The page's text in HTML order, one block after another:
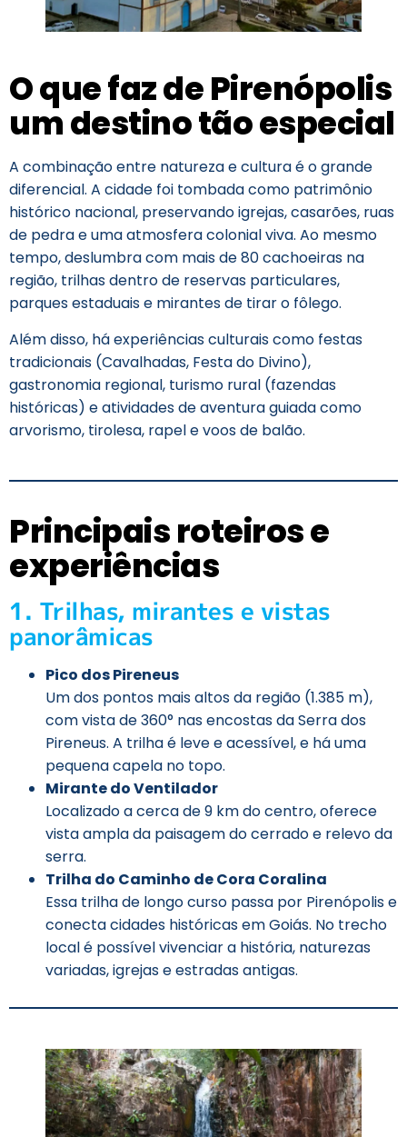
O que faz de Pirenópolis
um destino tão especial
A combinação entre natureza e cultura é o grande
diferencial. A cidade foi tombada como patrimônio
histórico nacional, preservando igrejas, casarões, ruas
de pedra e uma atmosfera colonial viva. Ao mesmo
tempo, deslumbra com mais de 80 cachoeiras na
região, trilhas dentro de reservas particulares,
parques estaduais e mirantes de tirar o fôlego.
Além disso, há experiências culturais como festas
tradicionais (Cavalhadas, Festa do Divino),
gastronomia regional, turismo rural (fazendas
históricas) e atividades de aventura guiada como
arvorismo, tirolesa, rapel e voos de balão.
Principais roteiros e
experiências
1. Trilhas, mirantes e vistas
panorâmicas
Pico dos Pireneus
Um dos pontos mais altos da região (1.385 m),
com vista de 360° nas encostas da Serra dos
Pireneus. A trilha é leve e acessível, e há uma
pequena capela no topo.
Mirante do Ventilador
Localizado a cerca de 9 km do centro, oferece
vista ampla da paisagem do cerrado e relevo da
serra.
Trilha do Caminho de Cora Coralina
Essa trilha de longo curso passa por Pirenópolis e
conecta cidades históricas em Goiás. No trecho
local é possível vivenciar a história, naturezas
variadas, igrejas e estradas antigas.